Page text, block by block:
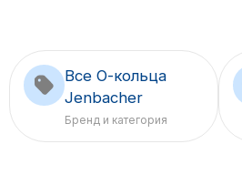
Все О-кольца
Jenbacher
Бренд и категория